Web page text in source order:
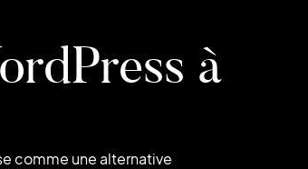
à
comme une alternative